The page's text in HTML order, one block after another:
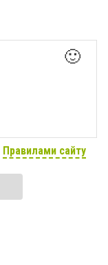
🙂
Правилами сайту